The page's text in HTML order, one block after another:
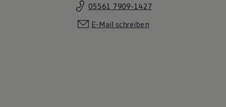
05561 7909-1427
E-Mail schreiben